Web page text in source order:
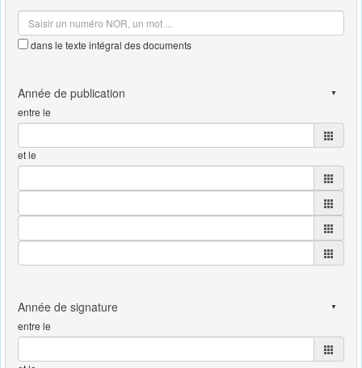
dans le texte intégral des documents
entre le
et le
entre le